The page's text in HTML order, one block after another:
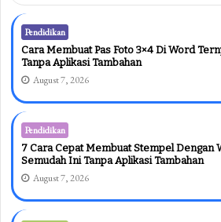
Pendidikan
Cara Membuat Pas Foto 3×4 Di Word
Tanpa Aplikasi Tambahan
August 7, 2026
Pendidikan
7 Cara Cepat Membuat Stempel Dengan
Semudah Ini Tanpa Aplikasi Tambahan
August 7, 2026